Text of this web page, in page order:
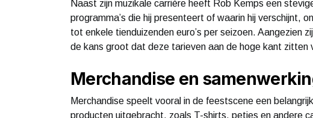
Naast zijn muzikale carrière heeft Rob Kemps een
programma’s die hij presenteert of waarin hij verschijnt,
tot enkele tienduizenden euro’s per seizoen. Aangezien
de kans groot dat deze tarieven aan de hoge kant zitten
Merchandise en
Merchandise speelt vooral in de feestscene een
producten uitgebracht, zoals T-shirts, petjes en andere